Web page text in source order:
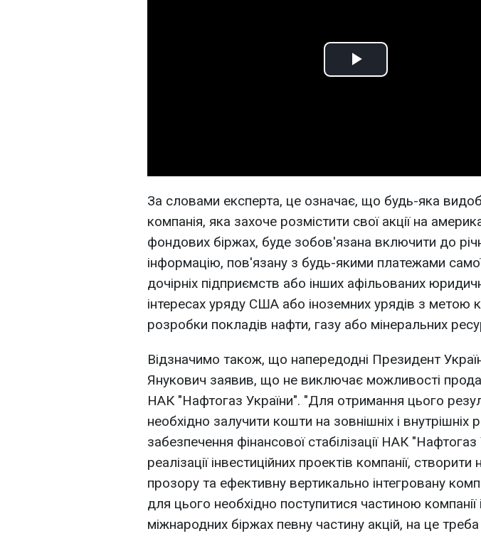
Play
За словами експерта, це означає, що будь-яка
компанія, яка захоче розмістити свої акції на
фондових біржах, буде зобов'язана включити до
інформацію, пов'язану з будь-якими платежами самої
дочірніх підприємств або інших афільованих
інтересах уряду США або іноземних урядів з метою
розробки покладів нафти, газу або мінеральних
Відзначимо також, що напередодні Президент
Янукович заявив, що не виключає можливості
НАК "Нафтогаз України". "Для отримання цього
необхідно залучити кошти на зовнішніх і внутрішніх
забезпечення фінансової стабілізації НАК "Нафтогаз
реалізації інвестиційних проектів компанії, створити
прозору та ефективну вертикально інтегровану
для цього необхідно поступитися частиною компанії
міжнародних біржах певну частину акцій, на це